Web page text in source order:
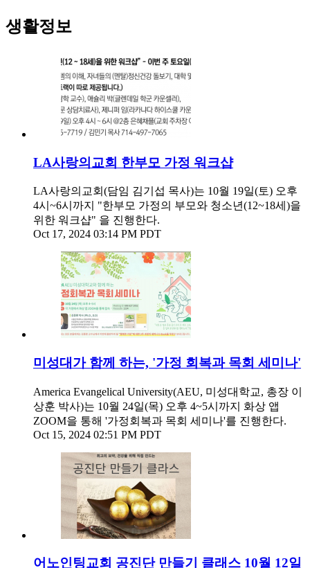
생활정보
LA사랑의교회 한부모 가정 워크샵
LA사랑의교회(담임 김기섭 목사)는 10월 19일(토) 오후
4시~6시까지 "한부모 가정의 부모와 청소년(12~18세)을
위한 워크샵" 을 진행한다.
Oct 17, 2024 03:14 PM PDT
미성대가 함께 하는, '가정 회복과 목회 세미나'
America Evangelical University(AEU, 미성대학교, 총장 이
상훈 박사)는 10월 24일(목) 오후 4~5시까지 화상 앱
ZOOM을 통해 '가정회복과 목회 세미나'를 진행한다.
Oct 15, 2024 02:51 PM PDT
어노인팅교회 공진단 만들기 클래스 10월 12일